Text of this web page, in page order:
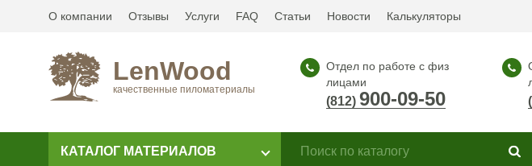
О компании Отзывы Услуги FAQ Статьи Новости Калькуляторы
LenWood
качественные пиломатериалы
Отдел по работе с физ
лицами
(812) 900-09-50
КАТАЛОГ МАТЕРИАЛОВ